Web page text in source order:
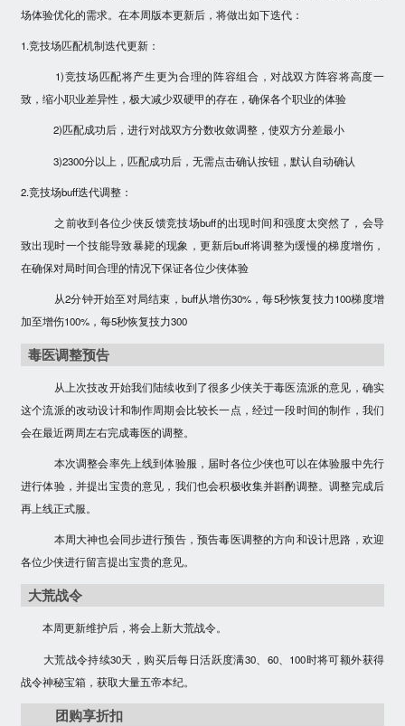
场体验优化的需求。在本周版本更新后，将做出如下迭代：
1.竞技场匹配机制迭代更新：
1)竞技场匹配将产生更为合理的阵容组合， 对战双方阵容将高度一
致，缩小职业差异性，极大减少双硬甲的存在，确保各个职业的体验
2)匹配成功后，进行对战双方分数收敛调整，使双方分差最小
3)2300分以上 ，匹配成功后，无需点击确认按钮，默认自动确认
2.竞技场buff迭代调整：
之前收到各位少侠反馈竞技场buff的出现时间和强度太突然了，会导
致出现时一个技能导致暴毙的现象，更新后buff将调整为缓慢的梯度增伤，
在确保对局时间合理的情况下保证各位少侠体验
从2分钟开始至对局结束 ，buff从增伤30%，每5秒恢复技力100梯度增
加至增伤100%，每5秒恢复技力300
毒医调整预告
从上次技改开始我们陆续收到了很多少侠关于毒医流派的意见，确实
这个流派的改动设计和制作周期会比较长一点，经过一段时间的制作，我们
会在最近两周左右完成毒医的调整。
本次调整会率先上线到体验服，届时各位少侠也可以在体验服中先行
进行体验，并提出宝贵的意见，我们也会积极收集并斟酌调整。调整完成后
再上线正式服。
本周大神也会同步进行预告，预告毒医调整的方向和设计思路，欢迎
各位少侠进行留言提出宝贵的意见。
大荒战令
本周更新维护后，将会上新大荒战令。
大荒战令持续30天 ，购买后每日活跃度满30、60、100时将可额外获得
战令神秘宝箱，获取大量五帝本纪。
团购享折扣